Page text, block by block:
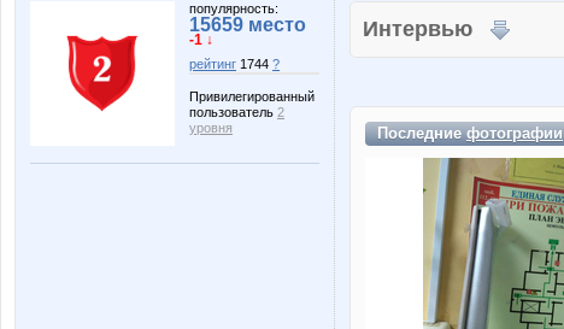
популярность:
15659 место
-1 ↓
рейтинг 1744 ?
Привилегированный
пользователь 2
уровня
Интервью
Последниефотографии